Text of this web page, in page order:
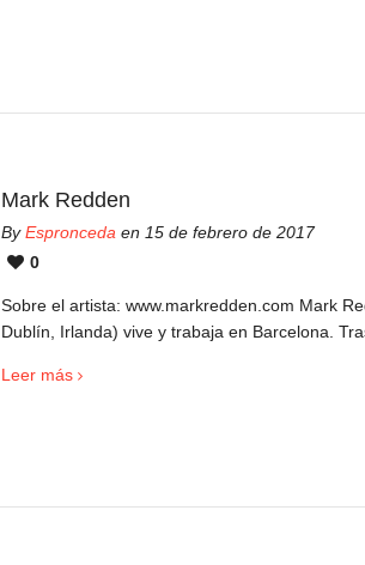
Mark Redden
ByEspronceda en 15 de febrero de 2017
0
Sobre el artista: www.markredden.com Mark
Dublín, Irlanda) vive y trabaja en Barcelona.
Leer más